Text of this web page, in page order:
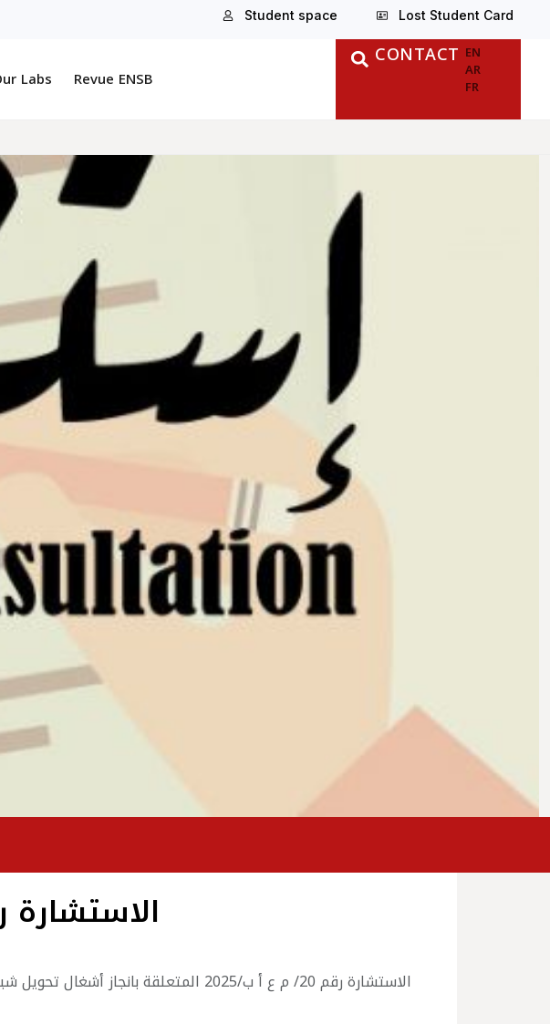
Student space Lost Student Card
Labs Revue ENSB
CONTACT EN
AR
FR
الاستشارة رقم 20/ م ع
الاستشارة رقم 20/ م ع أ ب/2025 المتعلقة بانجاز أشغال تحويل شبكة الغاز لتغذية المطبخ ، النادي و المدفئة بالمدرسة العليا للاساتذة بوزريعة